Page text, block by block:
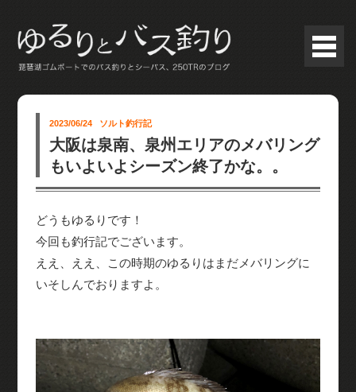
2023/06/24 ソルト釣行記
大阪は泉南、泉州エリアのメバリング
もいよいよシーズン終了かな。。
どうもゆるりです！
今回も釣行記でございます。
ええ、ええ、この時期のゆるりはまだメバリングに
いそしんでおりますよ。